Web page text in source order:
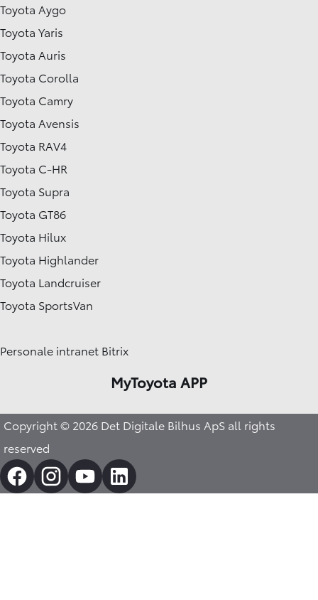
Toyota Aygo
Toyota Yaris
Toyota Auris
Toyota Corolla
Toyota Camry
Toyota Avensis
Toyota RAV4
Toyota C-HR
Toyota Supra
Toyota GT86
Toyota Hilux
Toyota Highlander
Toyota Landcruiser
Toyota SportsVan
Personale intranet Bitrix
MyToyota APP
Copyright © 2026 Det Digitale Bilhus ApS all rights
reserved